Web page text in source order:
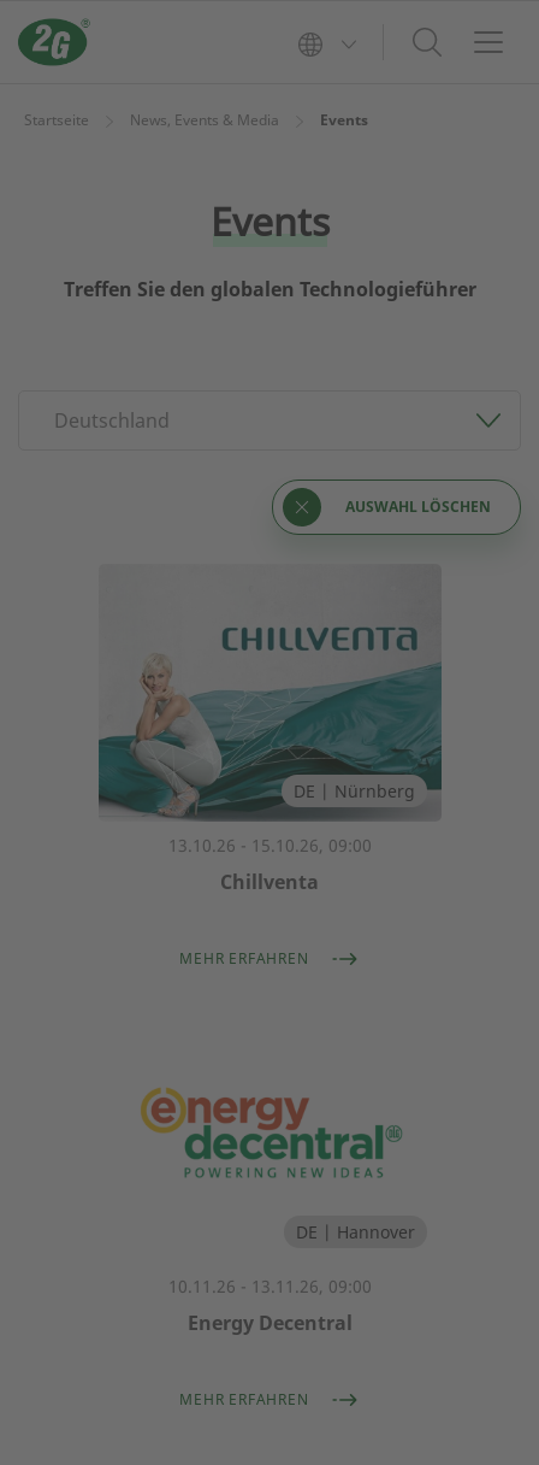
Startseite News, Events & Media Events
Events
Treffen Sie den globalen Technologieführer
Deutschland
AUSWAHL LÖSCHEN
DE | Nürnberg
13.10.26 - 15.10.26, 09:00
Chillventa
MEHR ERFAHREN
DE | Hannover
10.11.26 - 13.11.26, 09:00
Energy Decentral
MEHR ERFAHREN